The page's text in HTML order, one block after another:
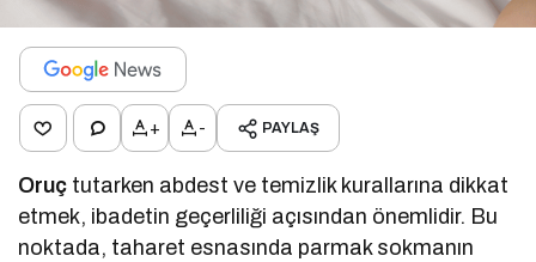
+ - PAYLAŞ
Oruç tutarken abdest ve temizlik kurallarına dikkat
etmek, ibadetin geçerliliği açısından önemlidir. Bu
noktada, taharet esnasında parmak sokmanın